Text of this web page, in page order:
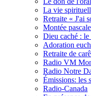
La vie
Retraite « J'ai
Montée
Dieu caché :
Adoration
Retraite de
Radio VM
Radio Notre
Émissions: les
Radio-Canada